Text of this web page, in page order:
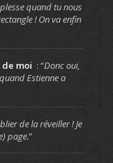
quand tu nous
! On va enfin
de moi : “Donc oui,
Estienne a
de la réveiller ! Je
page.”